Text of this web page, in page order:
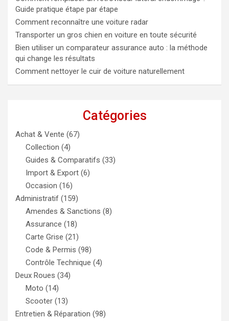
Guide pratique étape par étape
Comment reconnaître une voiture radar
Transporter un gros chien en voiture en toute sécurité
Bien utiliser un comparateur assurance auto : la méthode
qui change les résultats
Comment nettoyer le cuir de voiture naturellement
Catégories
Achat & Vente (67)
Collection (4)
Guides & Comparatifs (33)
Import & Export (6)
Occasion (16)
Administratif (159)
Amendes & Sanctions (8)
Assurance (18)
Carte Grise (21)
Code & Permis (98)
Contrôle Technique (4)
Deux Roues (34)
Moto (14)
Scooter (13)
Entretien & Réparation (98)